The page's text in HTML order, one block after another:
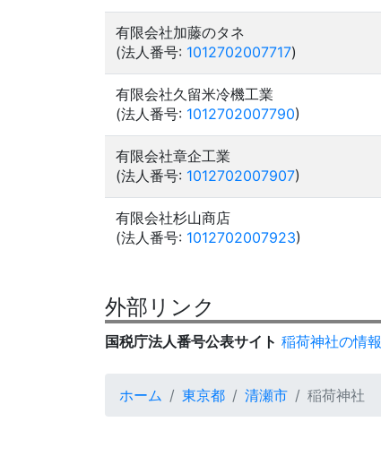
有限会社加藤のタネ
(法人番号: 1012702007717)
有限会社久留米冷機工業
(法人番号: 1012702007790)
有限会社章企工業
(法人番号: 1012702007907)
有限会社杉山商店
(法人番号: 1012702007923)
外部リンク
国税庁法人番号公表サイト 稲荷神社の情報
ホーム 東京都 清瀬市 稲荷神社